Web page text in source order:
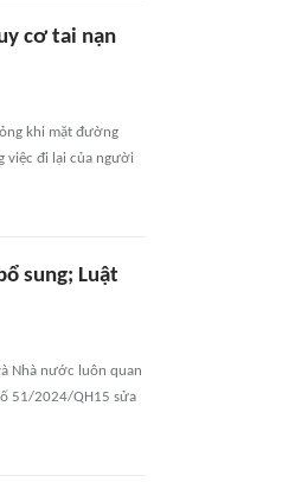
cơ tai nạn
khi mặt đường
việc đi lại của người
sung; Luật
Nhà nước luôn quan
51/2024/QH15 sửa